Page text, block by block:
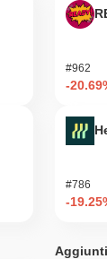
#962
-
#786
-